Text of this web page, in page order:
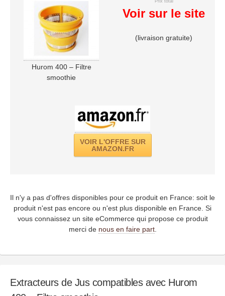
Hurom 400 – Filtre
smoothie
Prix total
Voir sur le site
(livraison gratuite)
VOIR L'OFFRE SUR
AMAZON.FR
Il n'y a pas d'offres disponibles pour ce produit en France: soit le
produit n'est pas encore ou n'est plus disponible en France. Si
vous connaissez un site eCommerce qui propose ce produit
merci de nous en faire part.
Extracteurs de Jus compatibles avec Hurom